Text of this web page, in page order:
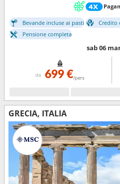
Bevande incluse ai pasti Credito
Pensione completa
sab 06
da 699 €/pers
GRECIA, ITALIA